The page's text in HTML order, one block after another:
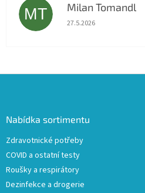
MT Milan Tomandl
Hodnocení obchodu je
27.5.2026
Nabídka sortimentu
Zdravotnické potřeby
COVID a ostatní testy
Roušky a respirátory
Dezinfekce a drogerie